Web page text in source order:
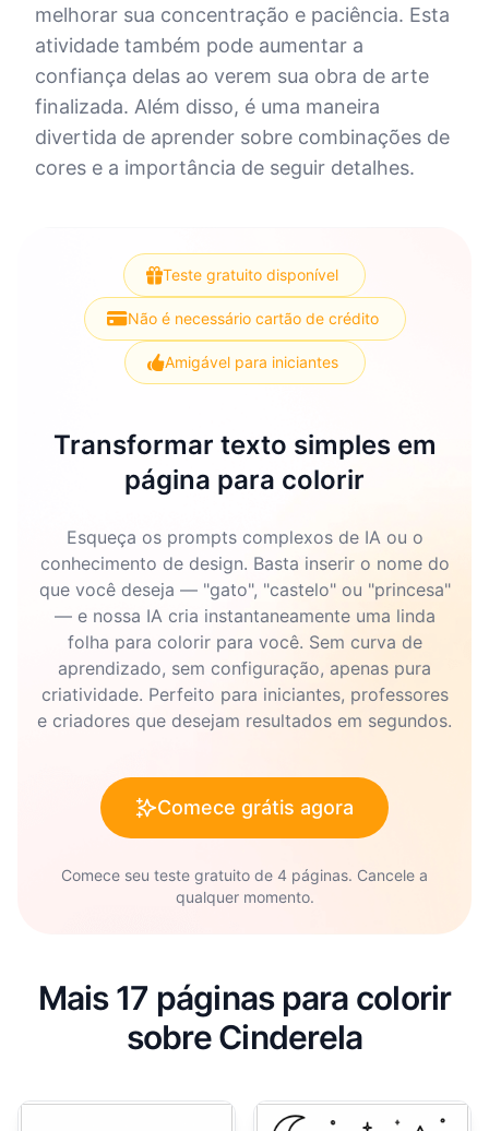
melhorar sua concentração e paciência. Esta
atividade também pode aumentar a
confiança delas ao verem sua obra de arte
finalizada. Além disso, é uma maneira
divertida de aprender sobre combinações de
cores e a importância de seguir detalhes.
Teste gratuito disponível
Não é necessário cartão de crédito
Amigável para iniciantes
Transformar texto simples em
página para colorir
Esqueça os prompts complexos de IA ou o
conhecimento de design. Basta inserir o nome do
que você deseja — "gato", "castelo" ou "princesa"
— e nossa IA cria instantaneamente uma linda
folha para colorir para você. Sem curva de
aprendizado, sem configuração, apenas pura
criatividade. Perfeito para iniciantes, professores
e criadores que desejam resultados em segundos.
Comece grátis agora
Comece seu teste gratuito de 4 páginas. Cancele a
qualquer momento.
Mais 17 páginas para colorir
sobre Cinderela